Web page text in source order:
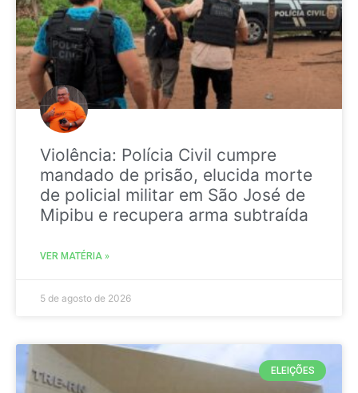
Violência: Polícia Civil cumpre
mandado de prisão, elucida morte
de policial militar em São José de
Mipibu e recupera arma subtraída
VER MATÉRIA »
5 de agosto de 2026
ELEIÇÕES